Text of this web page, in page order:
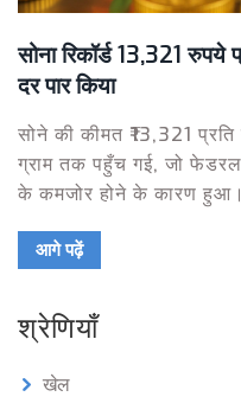
सोना रिकॉर्ड 13,321 रुपये
दर पार किया
सोने की कीमत ₹13,321
ग्राम तक पहुँच गई, जो फेडरल
के कमजोर होने के कारण हुआ।
आगे पढ़ें
श्रेणियाँ
खेल